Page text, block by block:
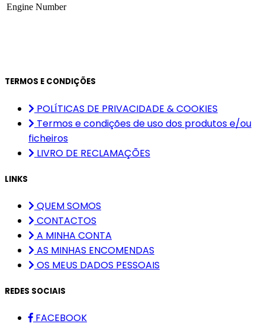
Engine Number
TERMOS E CONDIÇÕES
POLÍTICAS DE PRIVACIDADE & COOKIES
Termos e condições de uso dos produtos e/ou
ficheiros
LIVRO DE RECLAMAÇÕES
LINKS
QUEM SOMOS
CONTACTOS
A MINHA CONTA
AS MINHAS ENCOMENDAS
OS MEUS DADOS PESSOAIS
REDES SOCIAIS
FACEBOOK